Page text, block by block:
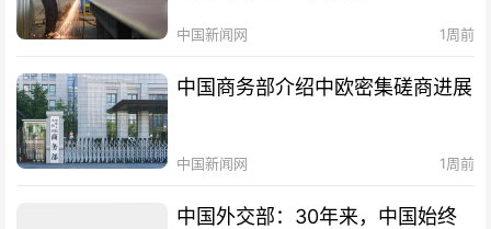
中国新闻网 1周前
中国商务部介绍中欧密集磋商进展
中国新闻网 1周前
中国外交部：30年来，中国始终